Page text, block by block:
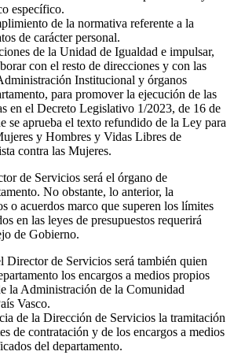
específico.
de la normativa referente a la
de carácter personal.
de la Unidad de Igualdad e impulsar,
con el resto de direcciones y con las
Institucional y órganos
para promover la ejecución de las
en el Decreto Legislativo 1/2023, de 16 de
se aprueba el texto refundido de la Ley para
y Hombres y Vidas Libres de
contra las Mujeres.
de Servicios será el órgano de
No obstante, lo anterior, la
o acuerdos marco que superen los límites
en las leyes de presupuestos requerirá
de Gobierno.
Director de Servicios será también quien
los encargos a medios propios
la Administración de la Comunidad
Vasco.
de la Dirección de Servicios la tramitación
de contratación y de los encargos a medios
del departamento.